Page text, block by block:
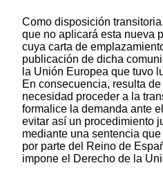
Como disposición
que no aplicará esta nueva
cuya carta de
publicación de dicha
la Unión Europea que tuvo
En consecuencia, resulta
necesidad proceder a la
formalice la demanda ante
evitar así un procedimiento
mediante una sentencia
por parte del Reino de
impone el Derecho de la